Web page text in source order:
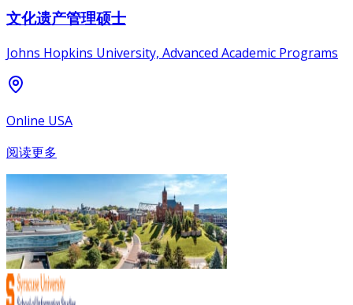
文化遗产管理硕士
Johns Hopkins University, Advanced Academic Programs
Online USA
阅读更多